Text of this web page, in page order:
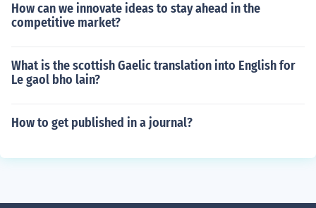
How can we innovate ideas to stay ahead in the
competitive market?
What is the scottish Gaelic translation into English for
Le gaol bho lain?
How to get published in a journal?